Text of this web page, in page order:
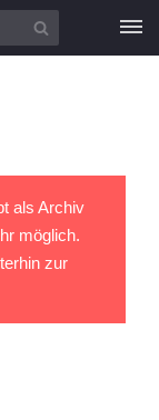
als Archiv
möglich.
zur